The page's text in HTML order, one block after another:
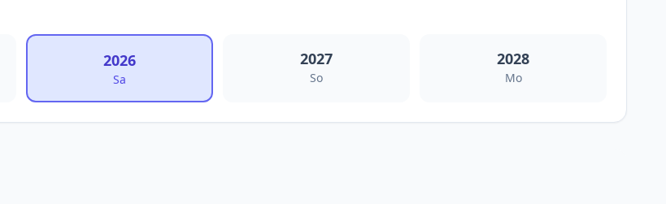
2026
Sa
2027
So
2028
Mo